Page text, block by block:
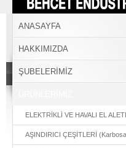
BEHÇET
ANASAYFA
HAKKIMIZDA
ŞUBELERİMİZ
ELEKTRİKLİ VE HAVALI EL
AŞINDIRICI ÇEŞİTLERİ